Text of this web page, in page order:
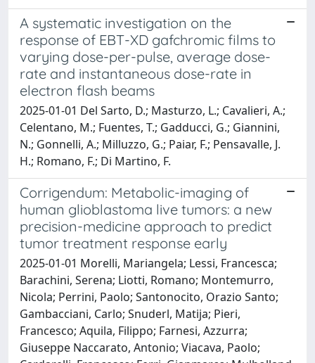
A systematic investigation on the
response of EBT-XD gafchromic films to
varying dose-per-pulse, average dose-
rate and instantaneous dose-rate in
electron flash beams
2025-01-01 Del Sarto, D.; Masturzo, L.; Cavalieri, A.;
Celentano, M.; Fuentes, T.; Gadducci, G.; Giannini,
N.; Gonnelli, A.; Milluzzo, G.; Paiar, F.; Pensavalle, J.
H.; Romano, F.; Di Martino, F.
Corrigendum: Metabolic-imaging of
human glioblastoma live tumors: a new
precision-medicine approach to predict
tumor treatment response early
2025-01-01 Morelli, Mariangela; Lessi, Francesca;
Barachini, Serena; Liotti, Romano; Montemurro,
Nicola; Perrini, Paolo; Santonocito, Orazio Santo;
Gambacciani, Carlo; Snuderl, Matija; Pieri,
Francesco; Aquila, Filippo; Farnesi, Azzurra;
Giuseppe Naccarato, Antonio; Viacava, Paolo;